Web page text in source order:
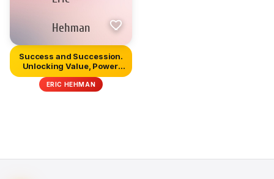
Success and Succession.
Unlocking Value, Power,
an...
ERIC HEHMAN